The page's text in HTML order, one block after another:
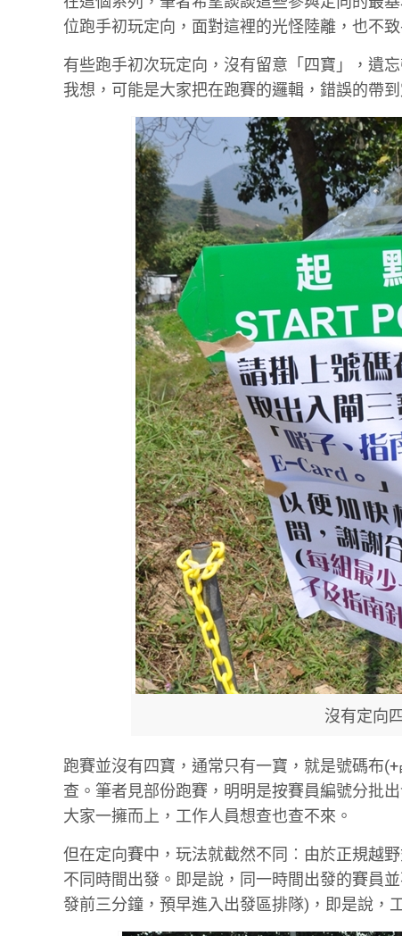
位跑手初玩定向，面對這裡的光怪陸離，也不致
有些跑手初次玩定向，沒有留意「四寶」，遺
我想，可能是大家把在跑賽的邏輯，錯誤的帶到
沒有定向
跑賽並沒有四寶，通常只有一寶，就是號碼布
查。筆者見部份跑賽，明明是按賽員編號分批
大家一擁而上，工作人員想查也查不來。
但在定向賽中，玩法就截然不同︰由於正規越
不同時間出發。即是說，同一時間出發的賽員
發前三分鐘，預早進入出發區排隊)，即是說，